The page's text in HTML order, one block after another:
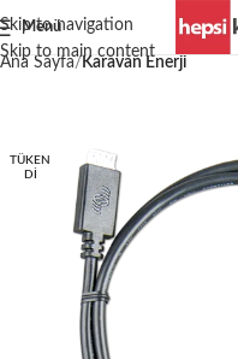
Skip to navigation
Skip to main content
Menü
Ana Sayfa Karavan Enerji
TÜKEN
DI